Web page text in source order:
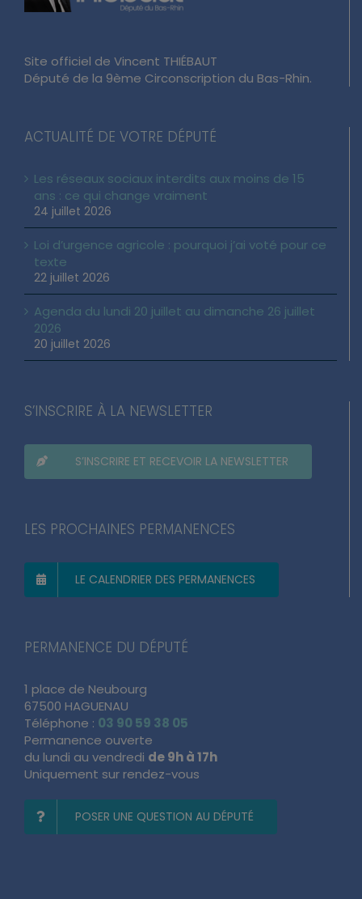
Site officiel de Vincent THIÉBAUT
Député de la 9ème Circonscription du Bas-Rhin.
ACTUALITÉ DE VOTRE DÉPUTÉ
Les réseaux sociaux interdits aux moins de 15
ans : ce qui change vraiment
24 juillet 2026
Loi d’urgence agricole : pourquoi j’ai voté pour ce
texte
22 juillet 2026
Agenda du lundi 20 juillet au dimanche 26 juillet
2026
20 juillet 2026
S’INSCRIRE À LA NEWSLETTER
S’INSCRIRE ET RECEVOIR LA NEWSLETTER
LES PROCHAINES PERMANENCES
LE CALENDRIER DES PERMANENCES
PERMANENCE DU DÉPUTÉ
1 place de Neubourg
67500 HAGUENAU
Téléphone : 03 90 59 38 05
Permanence ouverte
du lundi au vendredi de 9h à 17h
Uniquement sur rendez-vous
POSER UNE QUESTION AU DÉPUTÉ